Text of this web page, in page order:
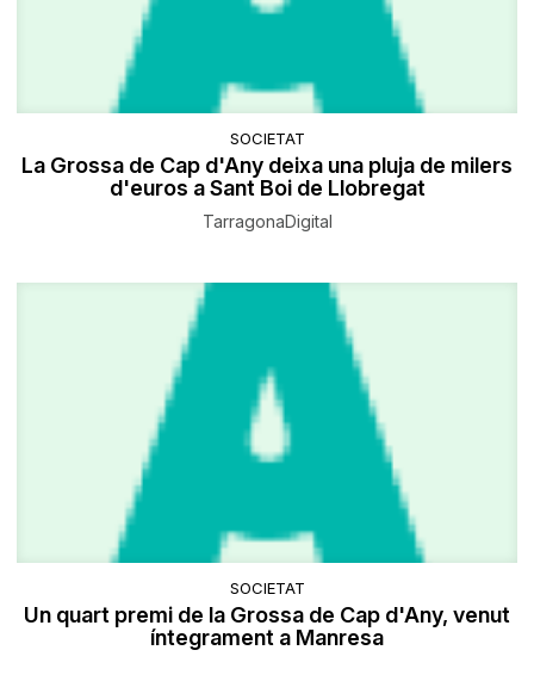
SOCIETAT
La Grossa de Cap d'Any deixa una pluja de milers
d'euros a Sant Boi de Llobregat
TarragonaDigital
SOCIETAT
Un quart premi de la Grossa de Cap d'Any, venut
íntegrament a Manresa